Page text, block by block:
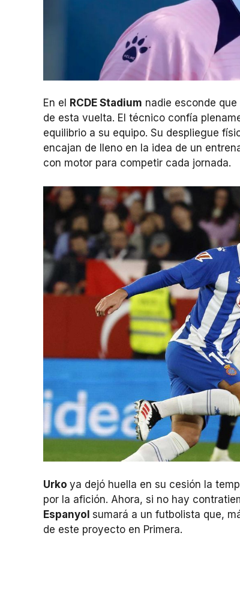
En el RCDE Stadium nadie esconde que
de esta vuelta. El técnico confía
equilibrio a su equipo. Su despliegue
encajan de lleno en la idea de un
con motor para competir cada jornada.
Urko ya dejó huella en su cesión la
por la afición. Ahora, si no hay
Espanyol sumará a un futbolista que,
de este proyecto en Primera.